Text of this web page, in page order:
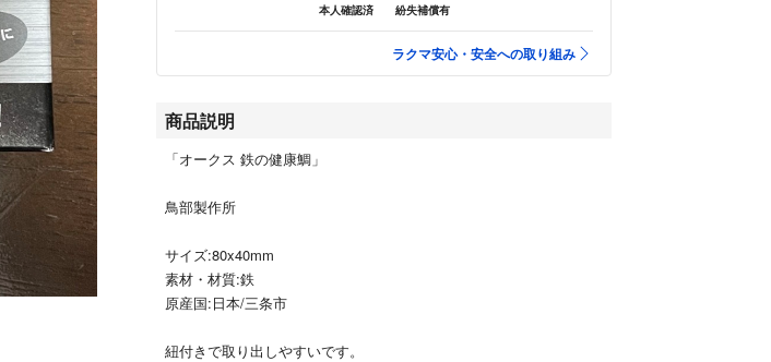
本人確認済 紛失補償有
ラクマ安心・安全への取り組み
商品説明
「オークス 鉄の健康鯛」
鳥部製作所
サイズ:80x40mm
素材・材質:鉄
原産国:日本/三条市
紐付きで取り出しやすいです。